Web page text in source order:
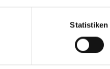
Statistiken